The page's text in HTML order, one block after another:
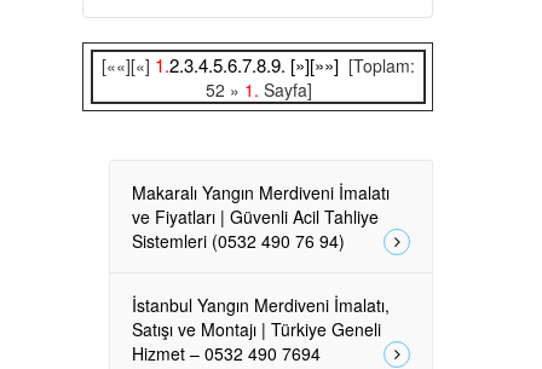
[««][«] 1.2.3.4.5.6.7.8.9. [»][»»] [Toplam:
52 » 1. Sayfa]
Makaralı Yangın Merdiveni İmalatı
ve Fiyatları | Güvenli Acil Tahliye
Sistemleri (0532 490 76 94)
İstanbul Yangın Merdiveni İmalatı,
Satışı ve Montajı | Türkiye Geneli
Hizmet – 0532 490 7694